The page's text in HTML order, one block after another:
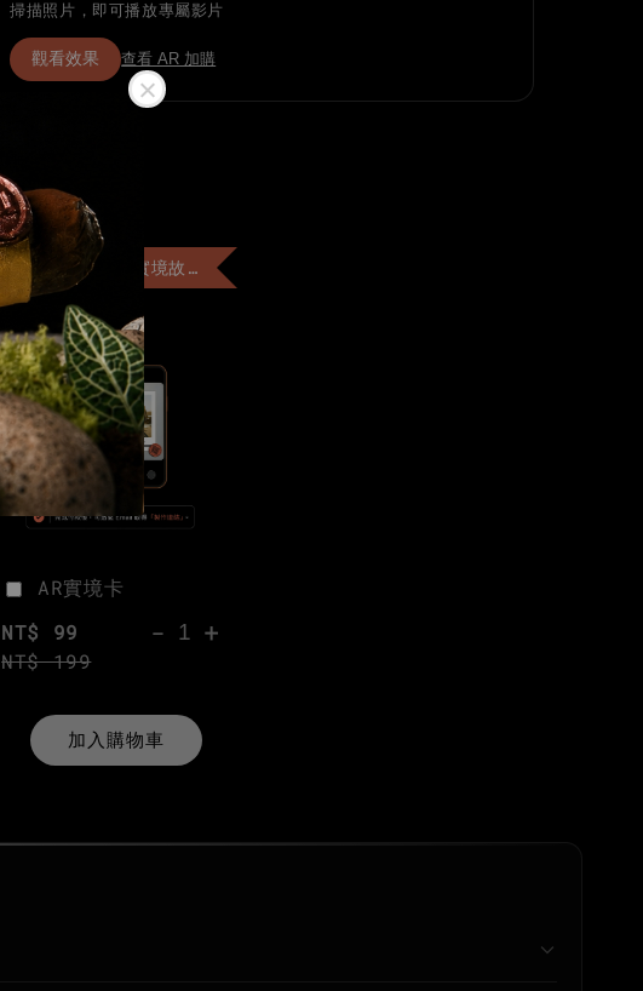
掃描照片，即可播放專屬影片
觀看效果 查看 AR 加購
+$99 客製「AR實境故事卡」
AR實境卡
NT$ 99
NT$ 199
- +
加入購物車